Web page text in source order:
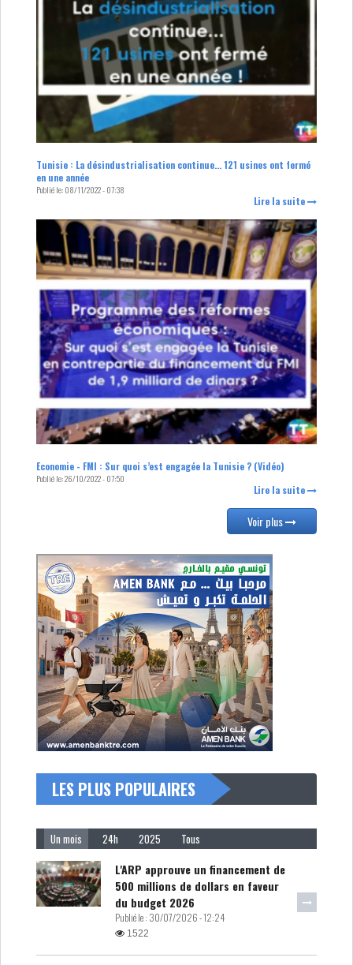
Tunisie : La désindustrialisation continue… 121 usines ont fermé
en une année
Publié le:08/11/2022 - 07:38
Lire la suite
Economie - FMI : Sur quoi s’est engagée la Tunisie ? (Vidéo)
Publié le:26/10/2022 - 07:50
Lire la suite
Voir plus
LES PLUS POPULAIRES
Un mois 24h 2025 Tous
L'ARP approuve un financement de
500 millions de dollars en faveur
du budget 2026
Publié le : 30/07/2026 - 12:24
1522